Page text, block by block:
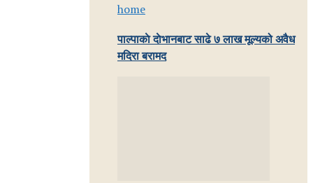
home
पाल्पाकाे दाेभानबाट साढे ७ लाख मूल्यको अवैध
मदिरा बरामद